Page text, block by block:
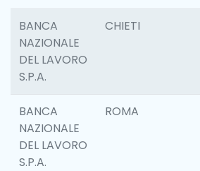
BANCA
NAZIONALE
DEL LAVORO
S.P.A.
CHIETI
BANCA
NAZIONALE
DEL LAVORO
S.P.A.
ROMA